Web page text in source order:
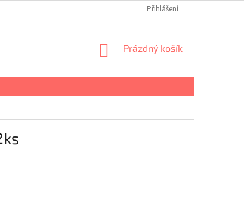
Přihlášení
NÁKUPNÍ
Prázdný košík